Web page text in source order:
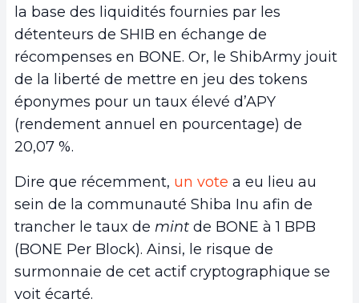
la base des liquidités fournies par les
détenteurs de SHIB en échange de
récompenses en BONE. Or, le ShibArmy jouit
de la liberté de mettre en jeu des tokens
éponymes pour un taux élevé d’APY
(rendement annuel en pourcentage) de
20,07 %.
Dire que récemment, un vote a eu lieu au
sein de la communauté Shiba Inu afin de
trancher le taux de mint de BONE à 1 BPB
(BONE Per Block). Ainsi, le risque de
surmonnaie de cet actif cryptographique se
voit écarté.